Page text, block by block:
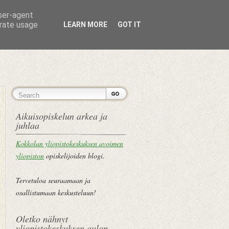
Aikuisopiskelun arkea ja
juhlaa
Kokkolan yliopistokeskuksen avoimen
yliopiston opiskelijoiden blogi.
Tervetuloa seuraamaan ja
osallistumaan keskusteluun!
Oletko nähnyt
agent
usage
LEARN MORE GOT IT